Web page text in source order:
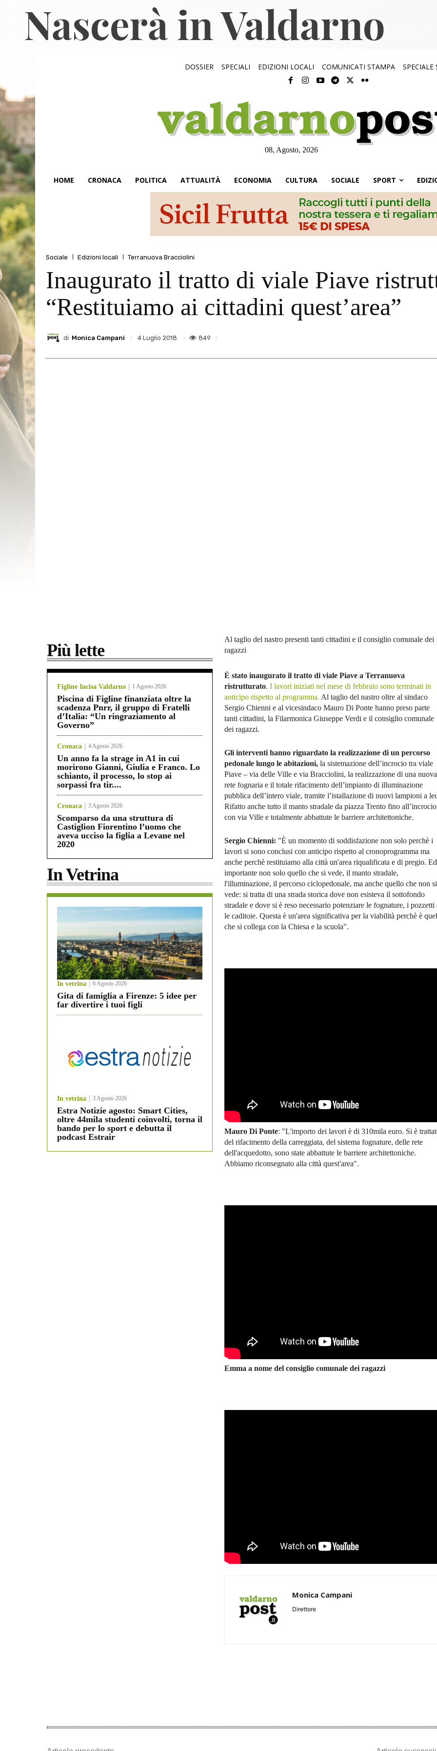
DOSSIER SPECIALI EDIZIONI LOCALI COMUNICATI STAMPA SPECIALE
08, Agosto, 2026
HOME CRONACA POLITICA ATTUALITÀ ECONOMIA CULTURA SOCIALE SPORT
Sociale Edizioni locali Terranuova Bracciolini
Inaugurato il tratto di viale Piave
“Restituiamo ai cittadini quest’area”
di Monica Campani 4 Luglio 2018 849
Più lette
Figline Incisa Valdarno 1 Agosto 2026
Piscina di Figline finanziata oltre la
scadenza Pnrr, il gruppo di Fratelli
d’Italia: “Un ringraziamento al
Governo”
Cronaca 4 Agosto 2026
Un anno fa la strage in A1 in cui
morirono Gianni, Giulia e Franco. Lo
schianto, il processo, lo stop ai
sorpassi fra tir....
Cronaca 3 Agosto 2026
Scomparso da una struttura di
Castiglion Fiorentino l’uomo che
aveva ucciso la figlia a Levane nel
2020
In Vetrina
In vetrina 6 Agosto 2026
Gita di famiglia a Firenze: 5 idee per
far divertire i tuoi figli
In vetrina 3 Agosto 2026
Estra Notizie agosto: Smart Cities,
oltre 44mila studenti coinvolti, torna il
bando per lo sport e debutta il
podcast Estrair
Al taglio del nastro presenti tanti cittadini e il consiglio comunale dei
ragazzi
È stato inaugurato il tratto di viale Piave a Terranuova
ristrutturato. I lavori iniziati nel mese di febbraio sono terminati in
anticipo rispetto al programma. Al taglio del nastro oltre al sindaco
Sergio Chienni e al vicesindaco Mauro Di Ponte hanno preso parte
tanti cittadini, la Filarmonica Giuseppe Verdi e il consiglio comunale
dei ragazzi.
Gli interventi hanno riguardato la realizzazione di un percorso
pedonale lungo le abitazioni, la sistemazione dell’incrocio tra viale
Piave – via delle Ville e via Bracciolini, la realizzazione di una nuova
rete fognaria e il totale rifacimento dell’impianto di illuminazione
pubblica dell’intero viale, tramite l’istallazione di nuovi lampioni a
Rifatto anche tutto il manto stradale da piazza Trento fino all’incrocio
con via Ville e totalmente abbattute le barriere architettoniche.
Sergio Chienni: "È un momento di soddisfazione non solo perchè i
lavori si sono conclusi con anticipo rispetto al cronoprogramma ma
anche perchè restituiamo alla città un'area riqualificata e di pregio.
importante non solo quello che si vede, il manto stradale,
l'illuminazione, il percorso ciclopedonale, ma anche quello che non si
vede: si tratta di una strada storica dove non esisteva il sottofondo
stradale e dove si è reso necessario potenziare le fognature, i pozzetti
le caditoie. Questa è un'area significativa per la viabilità perchè è
che si collega con la Chiesa e la scuola".
Mauro Di Ponte: "L'importo dei lavori è di 310mila euro. Si è
del rifacimento della carreggiata, del sistema fognature, delle rete
dell'acquedotto, sono state abbattute le barriere architettoniche.
Abbiamo riconsegnato alla città quest'area".
Emma a nome del consiglio comunale dei ragazzi
Monica Campani
Direttore